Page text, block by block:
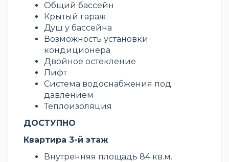
Общий бассейн
Крытый гараж
Душ у бассейна
Возможность установки
кондиционера
Двойное остекление
Лифт
Система водоснабжения под
давлением
Теплоизоляция
ДОСТУПНО
Квартира 3-й этаж
Внутренняя площадь 84 кв.м.